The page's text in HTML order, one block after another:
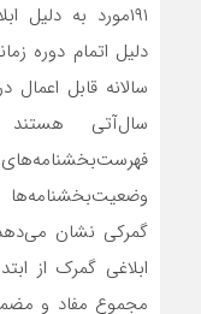
سالانه قابل
سال‌آتی